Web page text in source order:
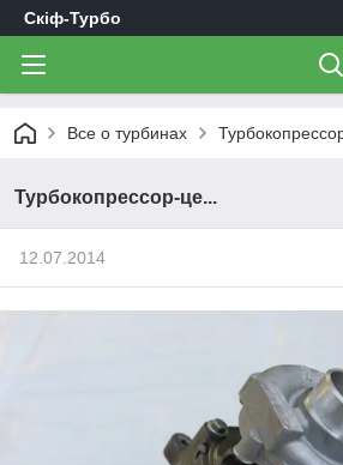
Скіф-Турбо
Все о турбинах
Турбокопрессор-це...
12.07.2014